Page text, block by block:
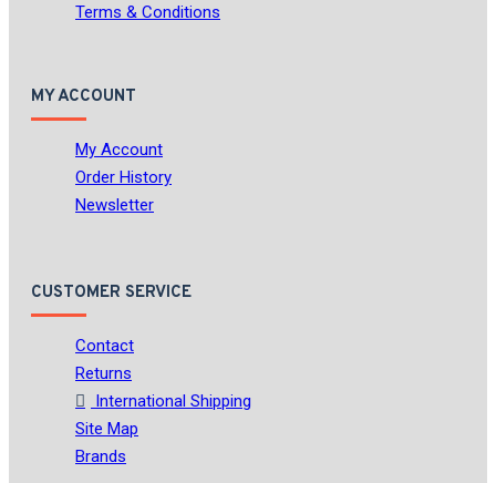
Terms & Conditions
MY ACCOUNT
My Account
Order History
Newsletter
CUSTOMER SERVICE
Contact
Returns
International Shipping
Site Map
Brands